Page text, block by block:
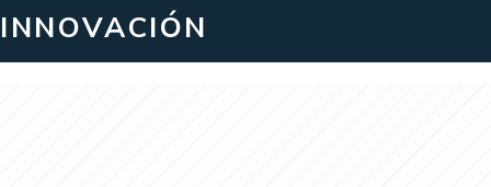
INNOVACIÓN